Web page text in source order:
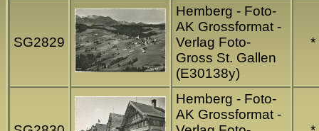
SG2829
Hemberg - Foto-
AK Grossformat -
Verlag Foto-
Gross St. Gallen
(E30138y)
*
Hemberg - Foto-
AK Grossformat -